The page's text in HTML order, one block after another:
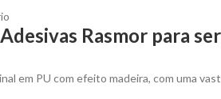
Rasmor para
em PU com efeito madeira, com uma